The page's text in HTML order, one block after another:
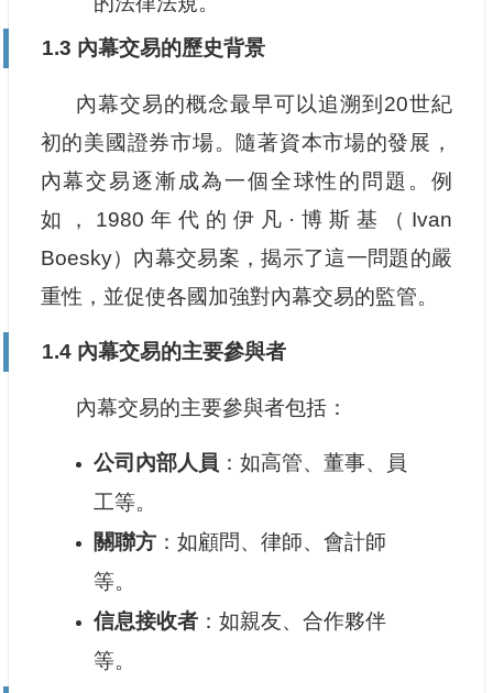
1.3 內幕交易的歷史背景
內幕交易的概念最早可以追溯到20世紀
初的美國證券市場。隨著資本市場的發展，
內幕交易逐漸成為一個全球性的問題。例
如，1980年代的伊凡·博斯基（Ivan
Boesky）內幕交易案，揭示了這一問題的嚴
重性，並促使各國加強對內幕交易的監管。
1.4 內幕交易的主要參與者
內幕交易的主要參與者包括：
公司內部人員 ：如高管、董事、員
工等。
關聯方：如顧問、律師、會計師
等。
信息接收者：如親友、合作夥伴
等。